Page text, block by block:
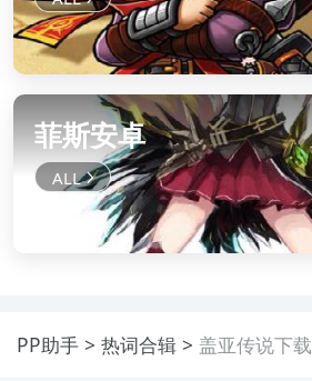
菲斯安卓
PP助手 热词合辑 盖亚传说下载